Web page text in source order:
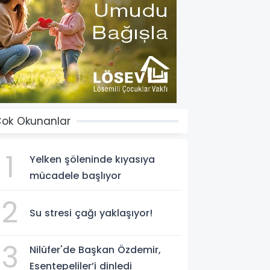
Okunanlar
1
Yelken şöleninde kıyasıya
mücadele başlıyor
2 Su stresi çağı yaklaşıyor!
3
Nilüfer'de Başkan Özdemir,
Esentepeliler’i dinledi